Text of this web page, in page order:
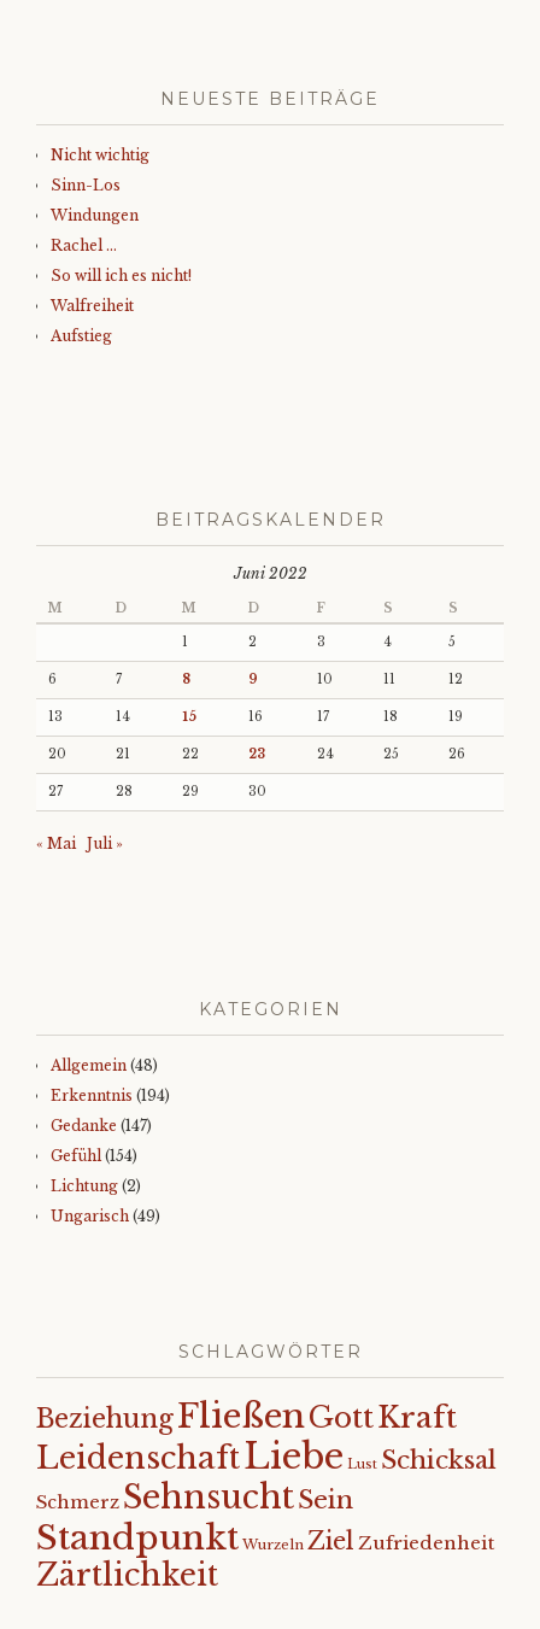
NEUESTE BEITRÄGE
Nicht wichtig
Sinn-Los
Windungen
Rachel …
So will ich es nicht!
Walfreiheit
Aufstieg
BEITRAGSKALENDER
Juni 2022
M D M D F S S
1 2 3 4 5
6 7 8 9 10 11 12
13 14 15 16 17 18 19
20 21 22 23 24 25 26
27 28 29 30
« Mai Juli »
KATEGORIEN
Allgemein (48)
Erkenntnis (194)
Gedanke (147)
Gefühl(154)
Lichtung (2)
Ungarisch (49)
SCHLAGWÖRTER
BeziehungFließenGottKraft
LeidenschaftLiebe Lust Schicksal
Schmerz SehnsuchtSein
Standpunkt Wurzeln Ziel Zufriedenheit
Zärtlichkeit